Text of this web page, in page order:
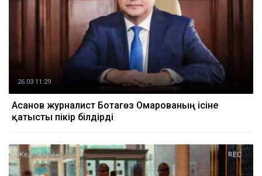
26.03 11:29
Асанов журналист Ботагөз Омарованың ісіне
қатысты пікір білдірді